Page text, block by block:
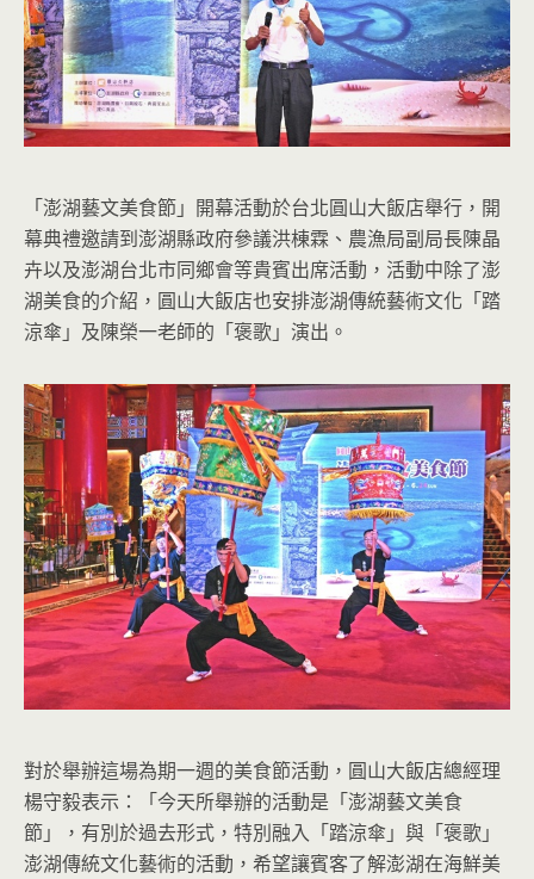
「澎湖藝文美食節」開幕活動於台北圓山大飯店舉行，開
幕典禮邀請到澎湖縣政府參議洪棟霖、農漁局副局長陳晶
卉以及澎湖台北市同鄉會等貴賓出席活動，活動中除了澎
湖美食的介紹，圓山大飯店也安排澎湖傳統藝術文化「踏
涼傘」及陳榮一老師的「褒歌」演出。
對於舉辦這場為期一週的美食節活動，圓山大飯店總經理
楊守毅表示：「今天所舉辦的活動是「澎湖藝文美食
節」，有別於過去形式，特別融入「踏涼傘」與「褒歌」
澎湖傳統文化藝術的活動，希望讓賓客了解澎湖在海鮮美